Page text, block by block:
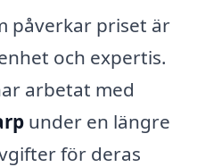
påverkar priset är
och expertis.
arbetat med
under en längre
för deras